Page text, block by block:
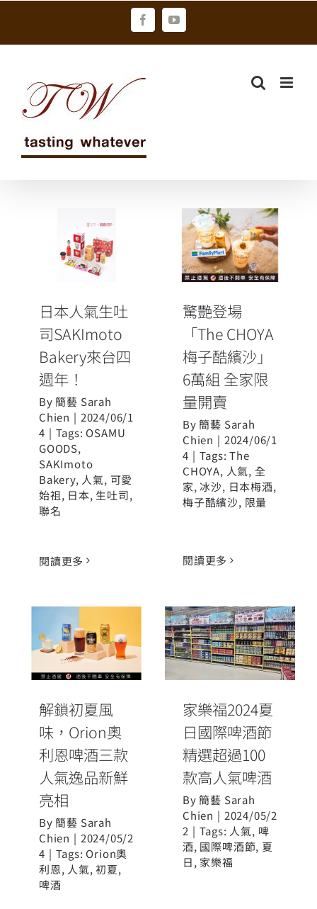
FacebookYouTube
日本人氣生吐
司SAKImoto
Bakery來台四
日本人氣生吐
司SAKImoto
Bakery來台四
週年！
By簡藝 Sarah
Chien | 2024/06/1
4 | Tags: OSAMU
GOODS,
SAKImoto
Bakery, 人氣, 可愛
始祖, 日本, 生吐司,
聯名
閱讀更多
驚艷登場「The
CHOYA梅子酷
繽沙」6萬組 全
驚艷登場
「The CHOYA
梅子酷繽沙」
6萬組 全家限
量開賣
By簡藝 Sarah
Chien | 2024/06/1
4 | Tags:The
CHOYA, 人氣, 全
家,冰沙, 日本梅酒,
梅子酷繽沙, 限量
閱讀更多
解鎖初夏風
味，Orion奧利
恩啤酒三款人
氣逸品新鮮亮
相
解鎖初夏風
味，Orion奧
利恩啤酒三款
人氣逸品新鮮
亮相
By簡藝 Sarah
Chien | 2024/05/2
4 | Tags: Orion奧
利恩, 人氣,初夏,
啤酒
家樂福2024夏
日國際啤酒節
精選超過100款
家樂福2024夏
日國際啤酒節
精選超過100
款高人氣啤酒
By簡藝 Sarah
Chien | 2024/05/2
2 | Tags: 人氣, 啤
酒, 國際啤酒節, 夏
日, 家樂福